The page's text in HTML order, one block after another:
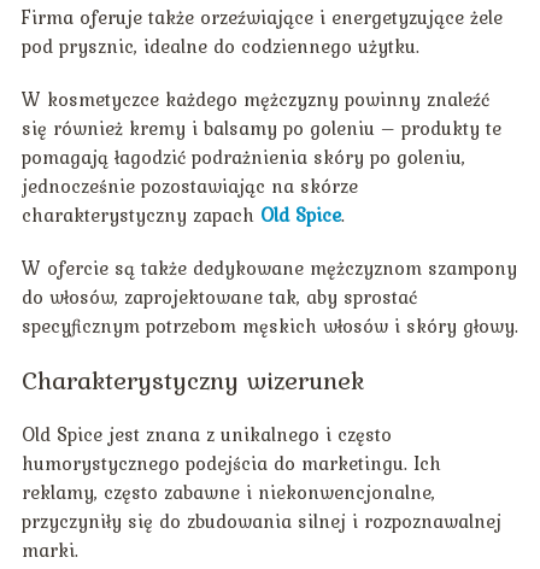
Firma oferuje także orzeźwiające i energetyzujące żele
pod prysznic, idealne do codziennego użytku.
W kosmetyczce każdego mężczyzny powinny znaleźć
się również kremy i balsamy po goleniu – produkty te
pomagają łagodzić podrażnienia skóry po goleniu,
jednocześnie pozostawiając na skórze
charakterystyczny zapach Old Spice.
W ofercie są także dedykowane mężczyznom szampony
do włosów, zaprojektowane tak, aby sprostać
specyficznym potrzebom męskich włosów i skóry głowy.
Charakterystyczny wizerunek
Old Spice jest znana z unikalnego i często
humorystycznego podejścia do marketingu. Ich
reklamy, często zabawne i niekonwencjonalne,
przyczyniły się do zbudowania silnej i rozpoznawalnej
marki.